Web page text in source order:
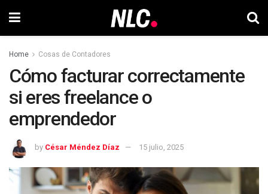
Home Cosas de Contadores
Cómo facturar correctamente
si eres freelance o
emprendedor
by César Méndez Díaz 15 julio, 2025